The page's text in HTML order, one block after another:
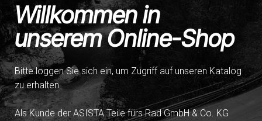
Willkommen in
unserem Online-Shop
Bitte loggen Sie sich ein, um Zugriff auf unseren Katalog
zu erhalten.
Als Kunde der ASISTA Teile fürs Rad GmbH & Co. KG